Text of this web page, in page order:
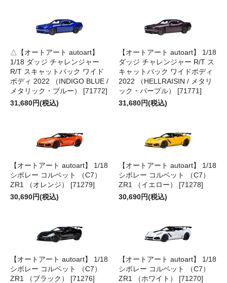
△【オートアート autoart】
1/18 ダッジ チャレンジャー
R/T スキャットパック ワイド
ボディ 2022 （INDIGO BLUE /
メタリック・ブルー） [71772]
31,680円(税込)
【オートアート autoart】 1/18
ダッジ チャレンジャー R/T ス
キャットパック ワイドボディ
2022 （HELLRAISIN / メタリ
ック・パープル） [71771]
31,680円(税込)
【オートアート autoart】 1/18
シボレー コルベット （C7）
ZR1 （オレンジ） [71279]
30,690円(税込)
【オートアート autoart】 1/18
シボレー コルベット （C7）
ZR1 （イエロー） [71278]
30,690円(税込)
【オートアート autoart】 1/18
シボレー コルベット （C7）
ZR1 （ブラック） [71276]
【オートアート autoart】 1/18
シボレー コルベット （C7）
ZR1 （ホワイト） [71270]